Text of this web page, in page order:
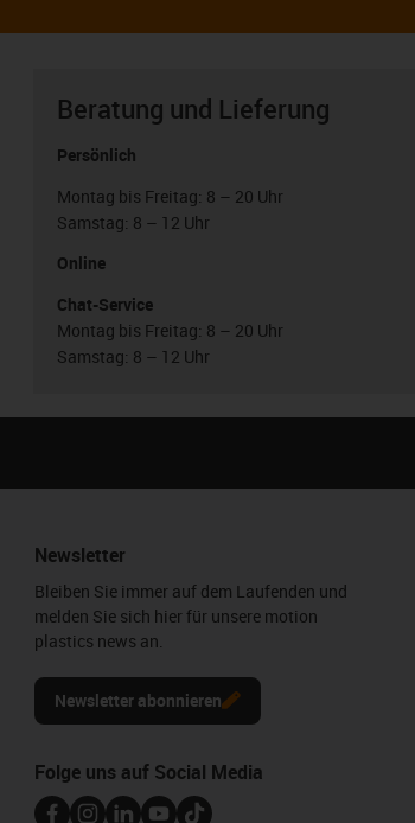
Beratung und Lieferung
Persönlich
Montag bis Freitag: 8 – 20 Uhr
Samstag: 8 – 12 Uhr
Online
Chat-Service
Montag bis Freitag: 8 – 20 Uhr
Samstag: 8 – 12 Uhr
Newsletter
Bleiben Sie immer auf dem Laufenden und
melden Sie sich hier für unsere motion
plastics news an.
Newsletter abonnieren
Folge uns auf Social Media